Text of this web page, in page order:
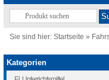
Sie sind hier: Startseite »
Kategorien